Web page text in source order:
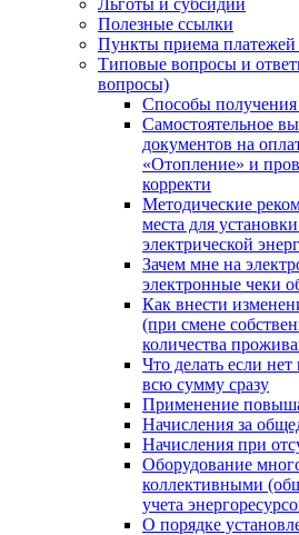
Льготы и субсидии
Полезные ссылки
Пункты приема платежей
Типовые вопросы и
вопросы)
Способы получения
Самостоятельное
документов на
«Отопление» и
корректи
Методические
места для
электрической
Зачем мне на
электронные чеки
Как внести
(при смене
количества
Что делать если
всю сумму сразу
Применение
Начисления за
Начисления при
Оборудование
коллективными
учета
О порядке